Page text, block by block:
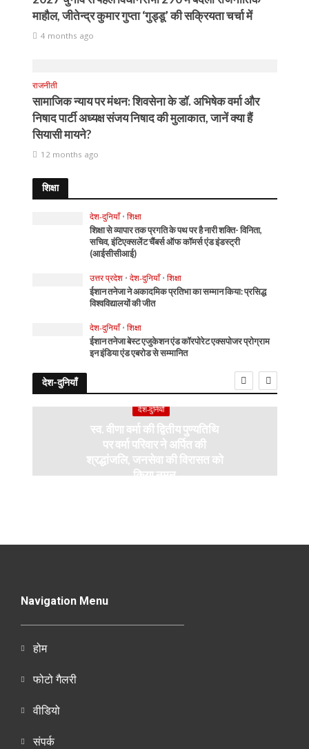
माहौल, जीतेन्द्र कुमार गुप्ता ‘गुड्डू’ की सक्रियता चर्चा में
4 months ago
राजनीती
सामाजिक न्याय पर मंथन: शिवसेना के डॉ. अभिषेक वर्मा और
निषाद पार्टी अध्यक्ष संजय निषाद की मुलाकात, जानें क्या हैं
सियासी मायने?
12 months ago
शिक्षा
देश-दुनियाँ • शिक्षा
शिक्षा से व्यापार तक प्रगति के पथ पर है नारी शक्ति- विनिता,
सचिव, इंटिएक्सलेंट चैंबर्स ऑफ कॉमर्स एंड इंडस्ट्री
(आईसीसीआई)
उत्तर प्रदेश • देश-दुनियाँ • शिक्षा
ईशान तनेजा ने अकादमिक प्रतिभा का सम्मान किया: प्रसिद्ध
विश्वविद्यालयों की जीत
देश-दुनियाँ • शिक्षा
ईशान तनेजा बेस्ट एजुकेशन एंड कॉरपोरेट एक्सपोजर प्रोग्राम
इन इंडिया एंड एबरोड से सम्मानित
देश-दुनियाँ
देश-दुनियाँ
स्व. वीणा वर्मा की द्वितीय पुण्यतिथि
पर वर्मा परिवार ने अर्पित की
श्रद्धांजलि, जनसेवा की विरासत को
किया नमन
Navigation Menu
होम
फोटो गैलरी
वीडियो
संपर्क